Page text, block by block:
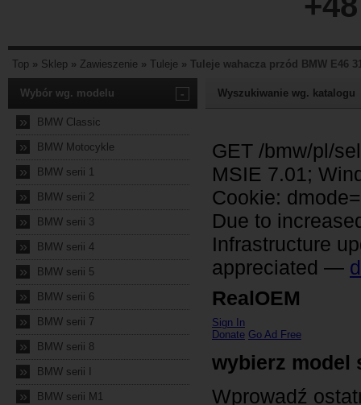
Top » Sklep » Zawieszenie » Tuleje » Tuleje wahacza przód BMW E46
Wybór wg. modelu -
» BMW Classic
» BMW Motocykle
» BMW serii 1
» BMW serii 2
» BMW serii 3
» BMW serii 4
» BMW serii 5
» BMW serii 6
» BMW serii 7
» BMW serii 8
» BMW serii I
» BMW serii M1
Wyszukiwanie wg. katalogu